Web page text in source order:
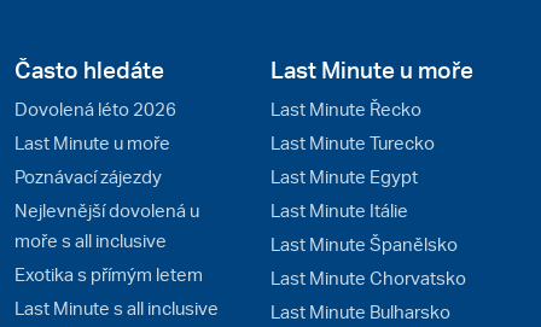
Často hledáte
Dovolená léto 2026
Last Minute u moře
Poznávací zájezdy
Nejlevnější dovolená u
moře s all inclusive
Exotika s přímým letem
Last Minute s all inclusive
Last Minute u moře
Last Minute Řecko
Last Minute Turecko
Last Minute Egypt
Last Minute Itálie
Last Minute Španělsko
Last Minute Chorvatsko
Last Minute Bulharsko